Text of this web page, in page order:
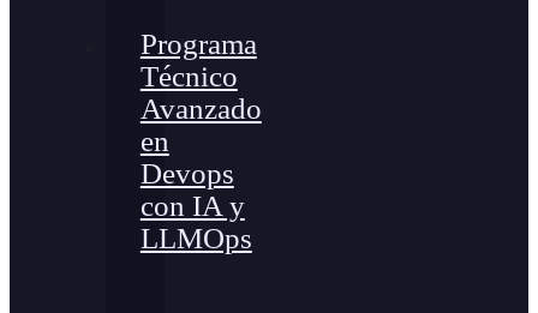
Programa
Técnico
Avanzado
en
Devops
con IA y
LLMOps